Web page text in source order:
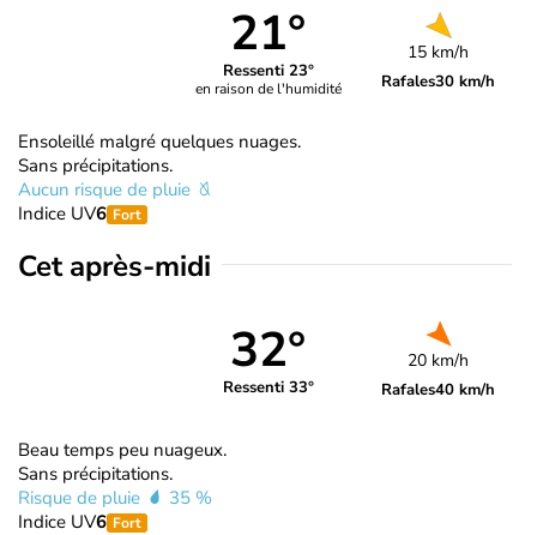
21°
Ressenti 23°
en raison de l'humidité
15 km/h
Rafales30 km/h
Ensoleillé malgré quelques nuages.
Sans précipitations.
Aucun risque de pluie
Indice UV6 Fort
Cet après-midi
32°
Ressenti 33°
20 km/h
Rafales40 km/h
Beau temps peu nuageux.
Sans précipitations.
Risque de pluie
35 %
Indice UV6 Fort